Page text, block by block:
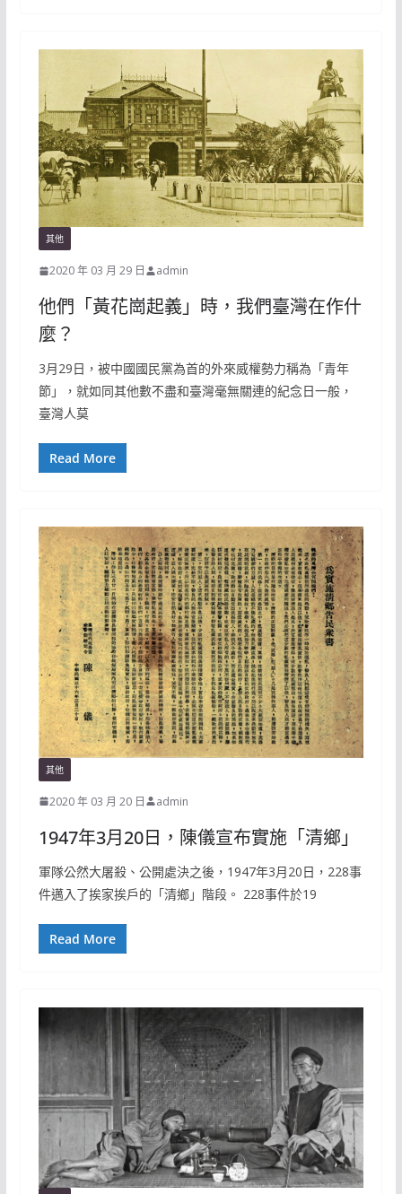
其他
2020 年 03 月 29 日 admin
他們「黃花崗起義」時，我們臺灣在作什
麼？
3月29日，被中國國民黨為首的外來威權勢力稱為「青年
節」，就如同其他數不盡和臺灣毫無關連的紀念日一般，
臺灣人莫
Read More
其他
2020 年 03 月 20 日 admin
1947年3月20日，陳儀宣布實施「清鄉」
軍隊公然大屠殺、公開處決之後，1947年3月20日，228事
件邁入了挨家挨戶的「清鄉」階段。 228事件於19
Read More